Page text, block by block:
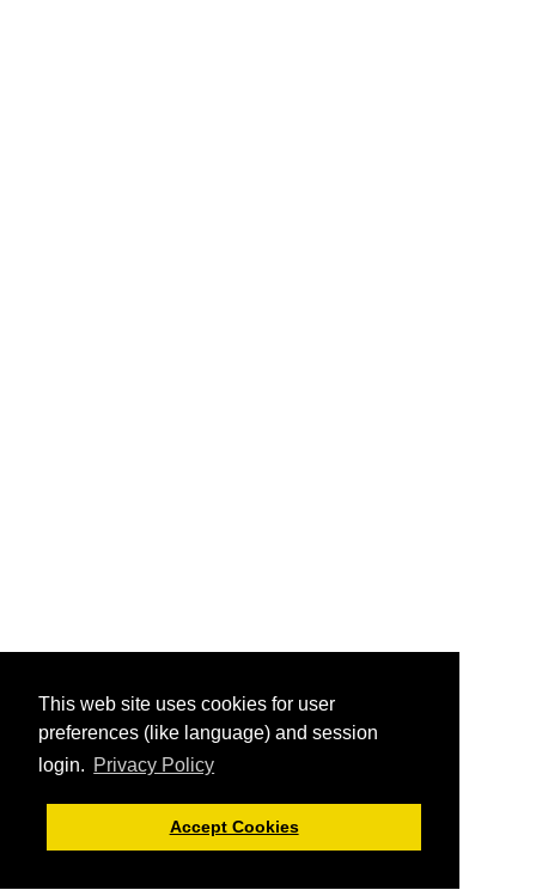
This web site uses cookies for user
preferences (like language) and session
login. Privacy Policy
Accept Cookies